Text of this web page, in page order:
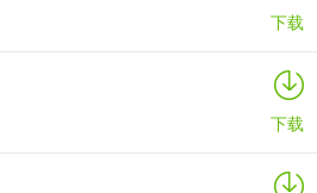
下载
下载